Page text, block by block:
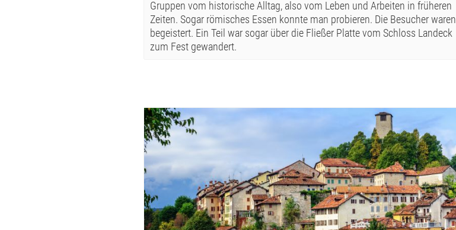
Gruppen vom historische Alltag, also vom Leben und Arbeiten in früheren
Zeiten. Sogar römisches Essen konnte man probieren. Die Besucher waren
begeistert. Ein Teil war sogar über die Fließer Platte vom Schloss Landeck
zum Fest gewandert.